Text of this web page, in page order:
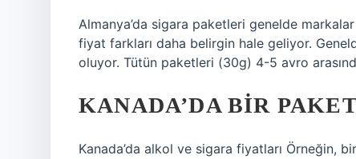
Almanya’da sigara paketleri genelde
fiyat farkları daha belirgin hale geliyor.
oluyor. Tütün paketleri (30g) 4-5 avro
KANADA’DA BIR
Kanada’da alkol ve sigara fiyatları Örneğin,